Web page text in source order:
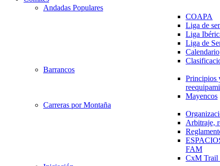
Andadas Populares
COAPA
Liga de
Liga
Liga de
Calendario
Barrancos
Principios
Mayencos
Carreras por Montaña
Arbitraje,
FAM
CxM